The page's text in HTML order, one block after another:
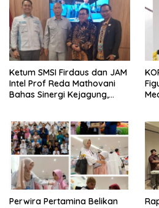
Ketum SMSI Firdaus dan JAM
Intel Prof Reda Mathovani
Bahas Sinergi Kejagung,
Jaga Dapur MBG, Perkuat
Pengawasan Program
Pemerintah
Perwira Pertamina Belikan